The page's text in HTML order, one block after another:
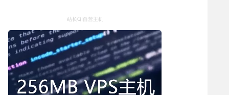
站长QI自营主机